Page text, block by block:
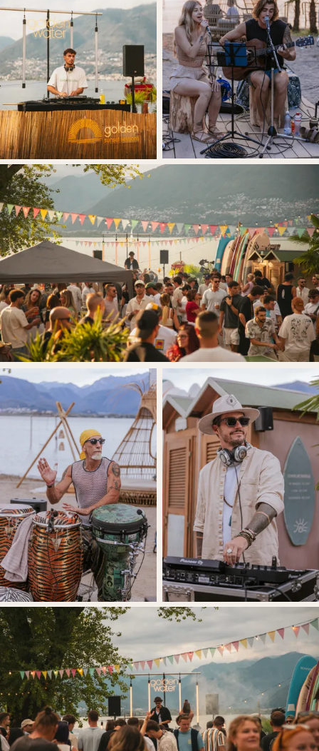
STAND UP PADDLE
Goditi il Lago Maggiore in totale relax con il nostro
noleggio SUP, direttamente dal bar.
30 min - 12 CHF
1h - 20 CHF
All day - 80 CHF
Necessari
Questo sito web utilizza i cookie.
Consulta la nostra Cookie & privacy policy per i
dettagli.
This website uses cookies. See our Cookie & Privacy
Policy for details.
Funzionali
Rifiuta / Refuse
Accetta tutto /
Accept everything
Accetta selezionati /
Accept selected